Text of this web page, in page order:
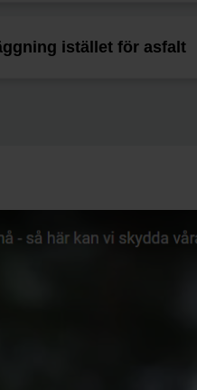
istället för asfalt